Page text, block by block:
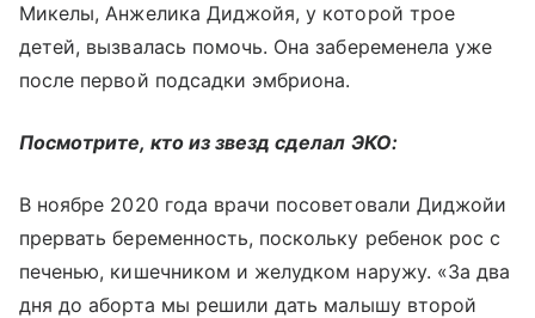
Микелы, Анжелика Диджойя, у которой трое
детей, вызвалась помочь. Она забеременела уже
после первой подсадки эмбриона.
Посмотрите, кто из звезд сделал ЭКО:
В ноябре 2020 года врачи посоветовали Диджойи
прервать беременность, поскольку ребенок рос с
печенью, кишечником и желудком наружу. «За два
дня до аборта мы решили дать малышу второй